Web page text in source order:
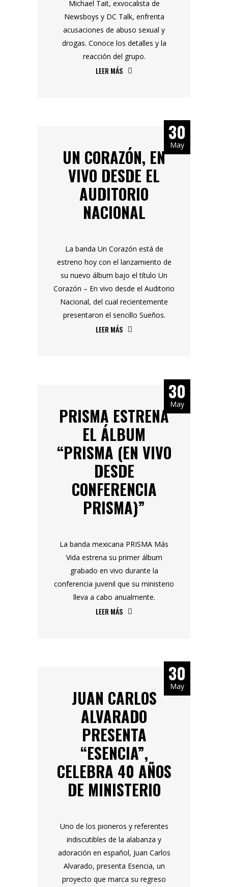
Michael Tait, exvocalista de
Newsboys y DC Talk, enfrenta
acusaciones de abuso sexual y
drogas. Conoce los detalles y la
reacción del grupo.
LEER MÁS
30
May
UN CORAZÓN, EN
VIVO DESDE EL
AUDITORIO
NACIONAL
La banda Un Corazón está de
estreno hoy con el lanzamiento de
su nuevo álbum bajo el título Un
Corazón – En vivo desde el Auditorio
Nacional, del cual recientemente
presentaron el sencillo Sueños.
LEER MÁS
30
May
PRISMA ESTRENA
EL ÁLBUM
“PRISMA (EN VIVO
DESDE
CONFERENCIA
PRISMA)”
La banda mexicana PRISMA Más
Vida estrena su primer álbum
grabado en vivo durante la
conferencia juvenil que su ministerio
lleva a cabo anualmente.
LEER MÁS
30
May
JUAN CARLOS
ALVARADO
PRESENTA
“ESENCIA”,
CELEBRA 40 AÑOS
DE MINISTERIO
Uno de los pioneros y referentes
indiscutibles de la alabanza y
adoración en español, Juan Carlos
Alvarado, presenta Esencia, un
proyecto que marca su regreso